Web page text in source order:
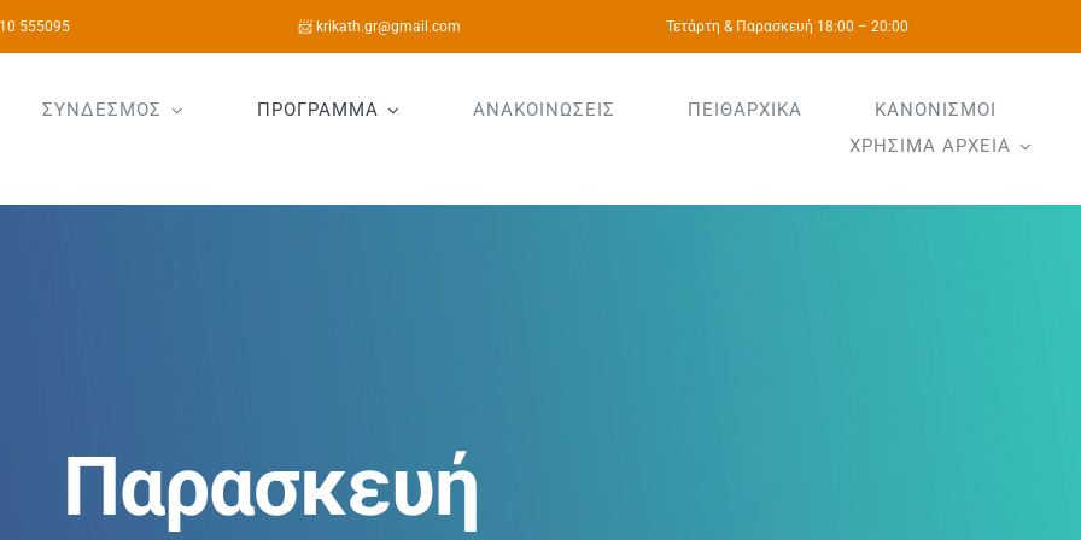
555095 📨 krikath.gr@gmail.com Τετάρτη & Παρασκευή 18:00 – 20:00
ΣΥΝΔΕΣΜΟΣ ΠΡΟΓΡΑΜΜΑ ΑΝΑΚΟΙΝΩΣΕΙΣ ΠΕΙΘΑΡΧΙΚΑ
ΚΑΝΟΝΙΣΜΟΙ
ΧΡΗΣΙΜΑ ΑΡΧΕΙΑ
Παρασκευή